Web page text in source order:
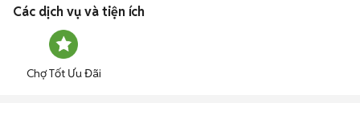
Các dịch vụ và tiện ích
Chợ Tốt Ưu Đãi